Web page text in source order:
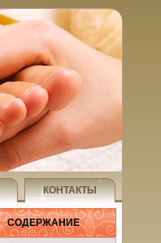
КОНТАКТЫ
СОДЕРЖАНИЕ